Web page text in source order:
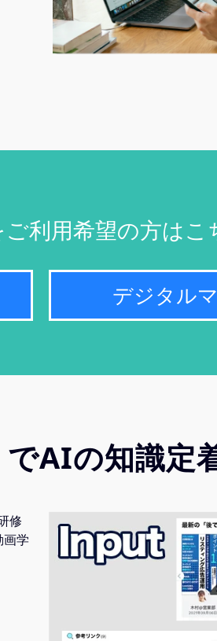
利用希望の方はこ
デジタル
でAIの知識定
修
学